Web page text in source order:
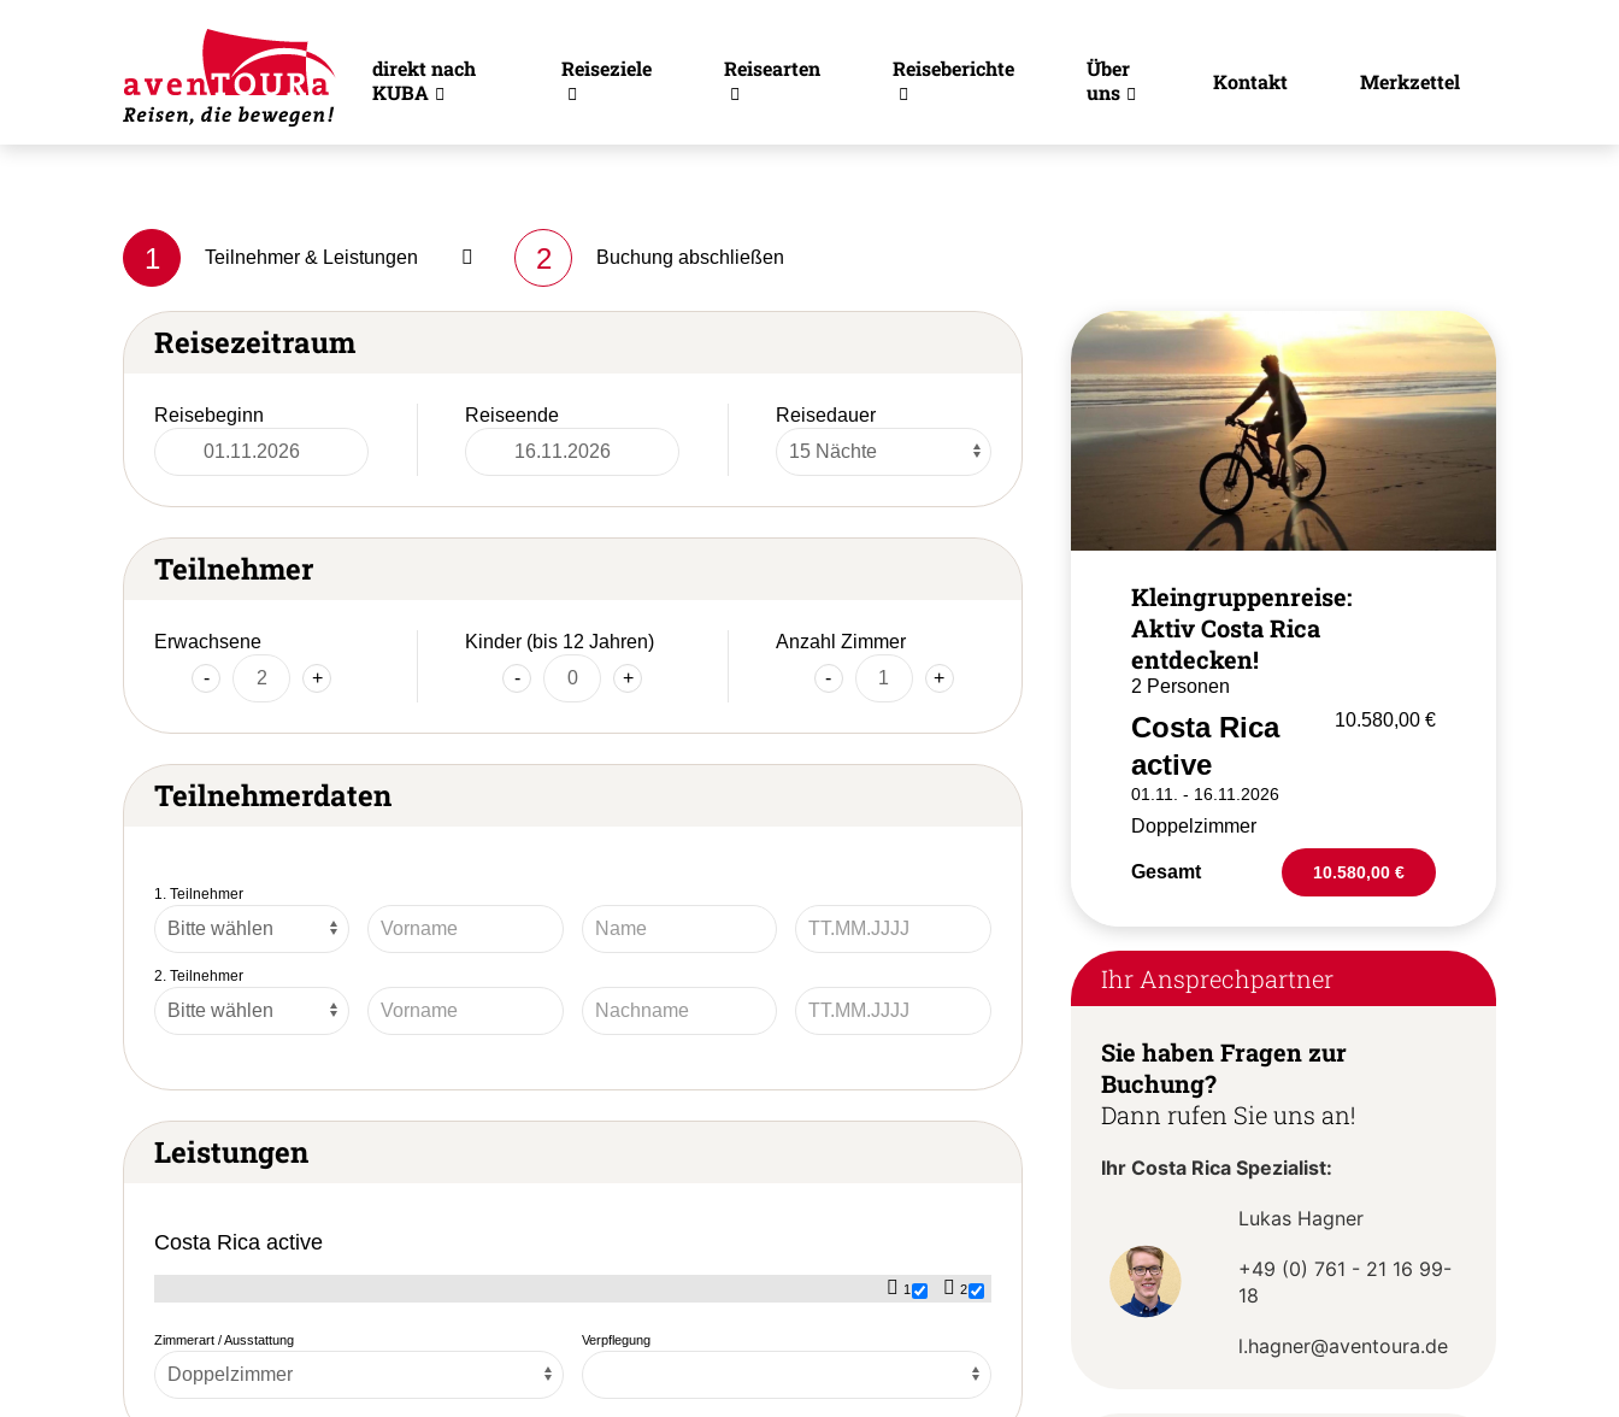
direkt nach
KUBA
Reiseziele Reisearten Reiseberichte
Über
uns
Kontakt Merkzettel
1 Teilnehmer & Leistungen 2 Buchung abschließen
Reisezeitraum
Reisebeginn Reiseende Reisedauer
Teilnehmer
Erwachsene
-
+
Kinder (bis 12 Jahren)
-
+
Anzahl Zimmer
-
+
Teilnehmerdaten
1. Teilnehmer
2. Teilnehmer
Leistungen
Costa Rica active
1 2
Zimmerart / Ausstattung Verpflegung
Kleingruppenreise:
Aktiv Costa Rica
entdecken!
2 Personen
10.580,00 €
Costa Rica
active
01.11. - 16.11.2026
Doppelzimmer
Gesamt 10.580,00 €
Ihr Ansprechpartner
Sie haben Fragen zur
Buchung?
Dann rufen Sie uns an!
Ihr Costa Rica Spezialist:
Lukas Hagner
+49 (0) 761 - 21 16 99-
18
l.hagner@aventoura.de